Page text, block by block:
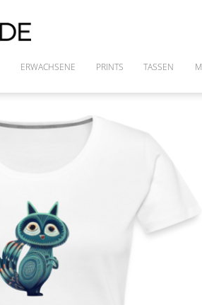
ERWACHSENE
SHIRTS
FRAUENSHIRTS
PRINTS TASSEN